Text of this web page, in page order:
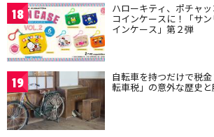
18 ハローキティ、ポチャ
コインケースに！「サ
インケース」第２弾
19 自転車を持つだけで税
転車税」の意外な歴史